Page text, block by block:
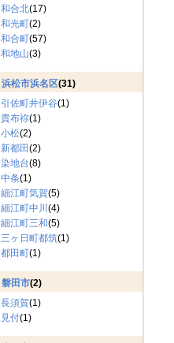
和合北(17)
和光町(2)
和合町(57)
和地山(3)
浜松市浜名区(31)
引佐町井伊谷(1)
貴布祢(1)
小松(2)
新都田(2)
染地台(8)
中条(1)
細江町気賀(5)
細江町中川 (4)
細江町三和(5)
三ヶ日町都筑(1)
都田町(1)
磐田市(2)
長須賀(1)
見付(1)